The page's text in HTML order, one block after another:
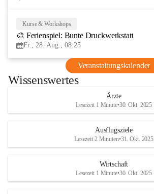
Kurse & Workshops
🎨 Ferienspiel: Bunte Druckwerkstatt
Fr., 28. Aug., 08:25
Veranstaltungskalender
Wissenswertes
Ärzte
Lesezeit 1 Minute•30. Okt. 2025
Ausflugsziele
Lesezeit 2 Minuten•31. Okt. 2025
Wirtschaft
Lesezeit 1 Minute•30. Okt. 2025